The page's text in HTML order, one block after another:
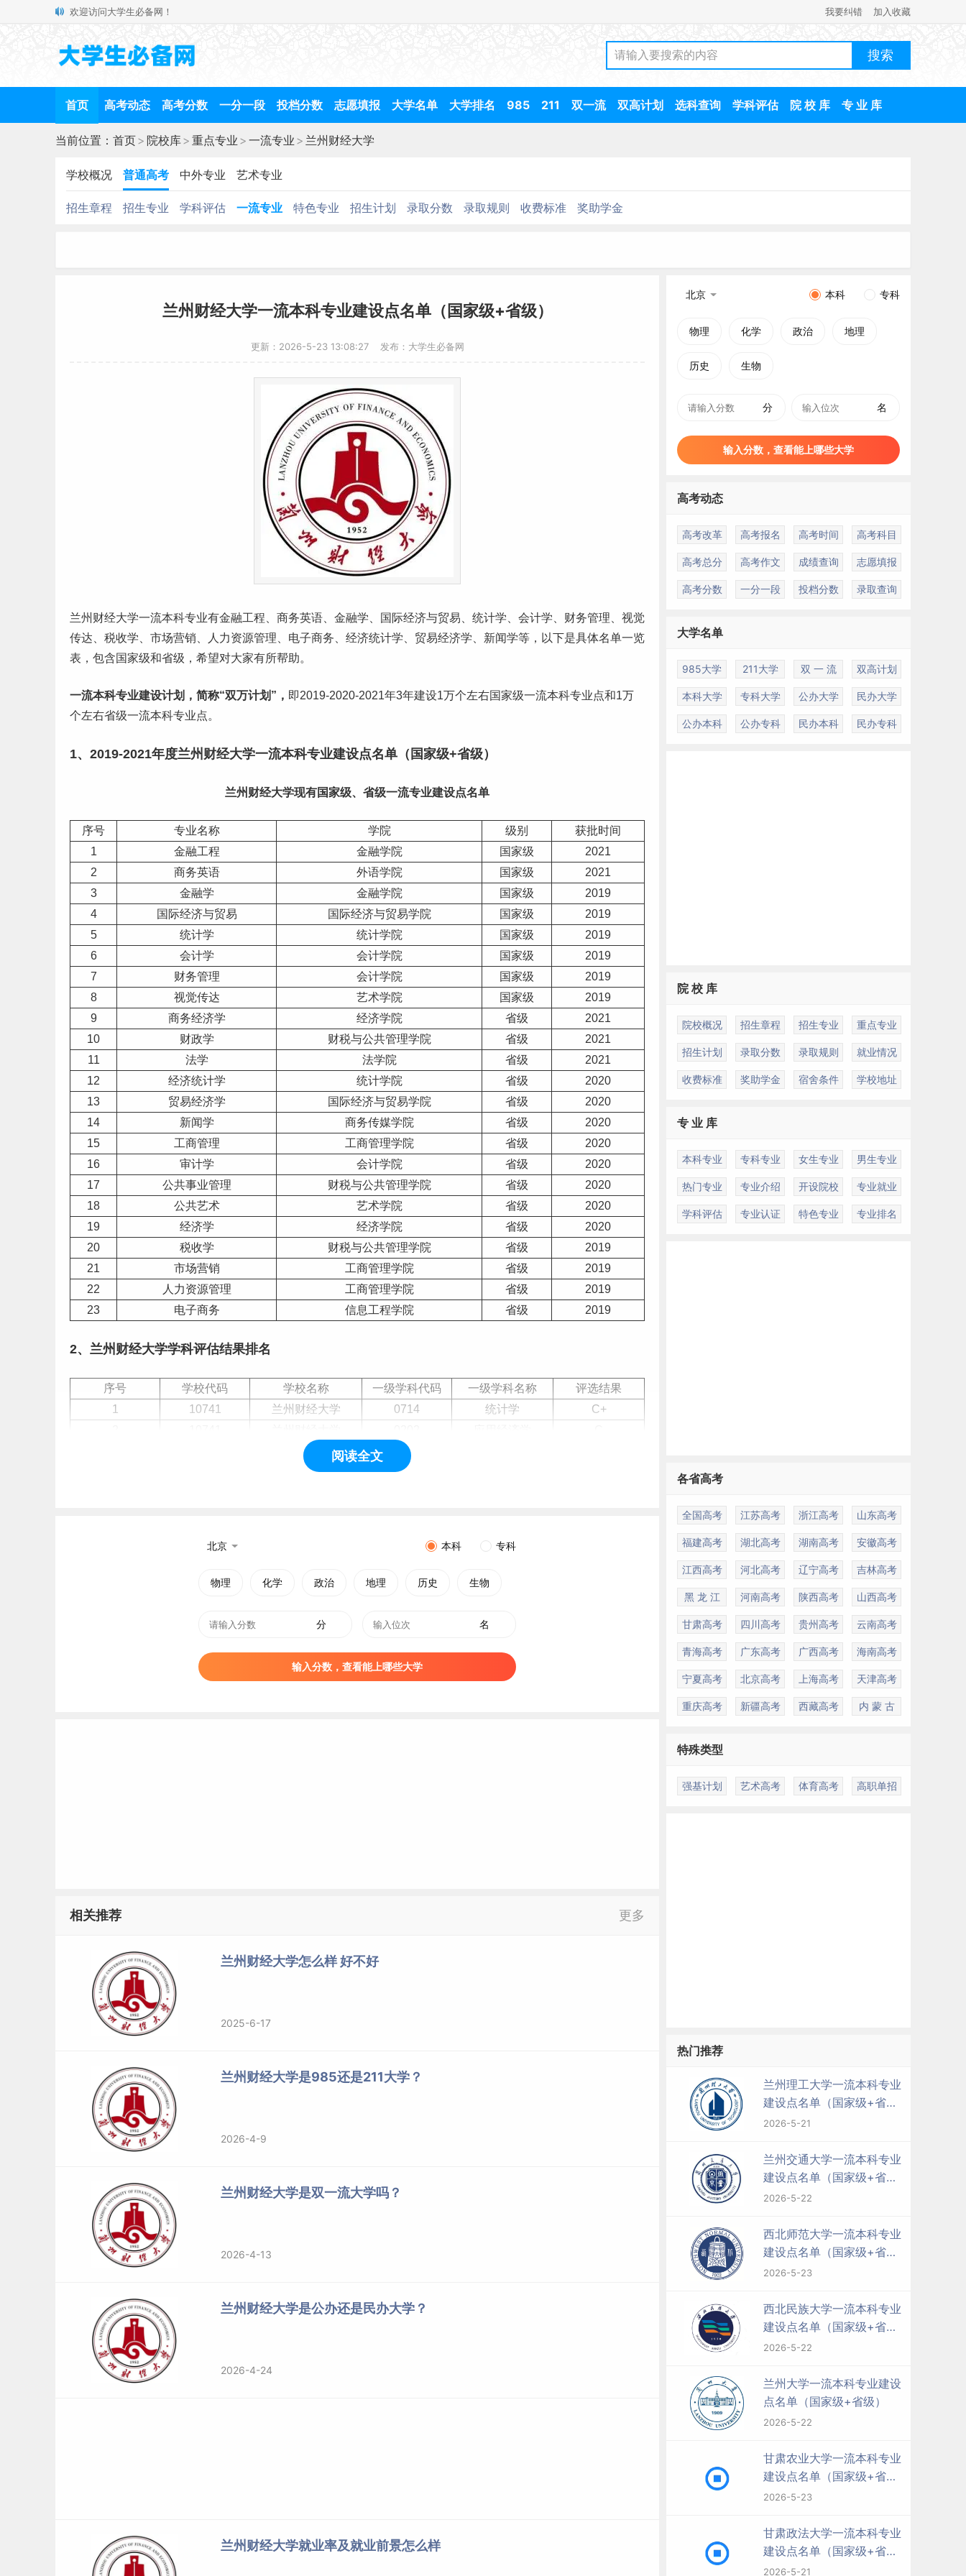
欢迎访问大学生必备网！ 我要纠错 加入收藏
首页 高考动态 高考分数 一分一段 投档分数 志愿填报 大学名单 大学排名 985 211 双一流 双高计划 选科查询 学科评估 院 校 库 专 业 库
当前位置： 首页> 院校库> 重点专业 > 一流专业 > 兰州财经大学
学校概况 普通高考 中外专业 艺术专业
招生章程 招生专业 学科评估 一流专业 特色专业 招生计划 录取分数 录取规则 收费标准 奖助学金
兰州财经大学一流本科专业建设点名单（国家级+省级）
更新：2026-5-23 13:08:27 发布：大学生必备网
兰州 财经大学一流本科专业有金融工程、商务英语、金融学、国际经济与贸易、统计学、会计学、财务管理、视觉
传达、税收学、市场营销、人力资源管理、电子商务、经济统计学、贸易经济学、新闻学等，以下是具体名单一览
表，包含国家级和省级，希望对大家有所帮助。
一流本科专业建设计划，简称“双万计划”， 即2019-2020-2021年3年建设1万个左右国家级一流本科专业点和1万
个左右省级一流本科专业点。
1、2019-2021年度兰州财经大学一流本科专业建设点名单（国家级+省级）
兰州财经大学现有国家级、省级一流专业建设点名单
序号 专业名称 学院 级别
获批时间
1
金融工程 金融学院 国家级
2021
2
商务英语 外语学院 国家级
2021
3
金融学 金融学院 国家级
2019
4
国际经济与贸易 国际经济与贸易学院 国家级
2019
5
统计学 统计学院 国家级
2019
6
会计学 会计学院 国家级
2019
7
财务管理 会计学院 国家级
2019
8
视觉传达 艺术学院 国家级
2019
9
商务经济学 经济学院 省级
2021
10
财政学 财税与公共管理学院 省级
2021
11
法学 法学院 省级
2021
12
经济统计学 统计学院 省级
2020
13
贸易经济学 国际经济与贸易学院 省级
2020
14
新闻学 商务传媒学院 省级
2020
15
工商管理 工商管理学院 省级
2020
16
审计学 会计学院 省级
2020
17
公共事业管理 财税与公共管理学院 省级
2020
18
公共艺术 艺术学院 省级
2020
19
经济学 经济学院 省级
2020
20
税收学 财税与公共管理学院 省级
2019
21
市场营销 工商管理学院 省级
2019
22
人力资源管理 工商管理学院 省级
2019
23
电子商务 信息工程学院 省级 2019
2、兰州财经大学学科评估结果排名
序号 学校代码 学校名称 一级学科代码 一级学科名称
评选结果
1
10741 兰州财经大学 0714 统计学
C+
兰州财经大学 0201
兰州财经大学 1202
兰州财经大学（Lanzhou University of Finance and Economics），简称“兰州财大”，坐落于
建设点、教育部产学合作协同育人项目，是“一带一路”高校战略联盟、财经
兰州财经大学肇始于1952年成立的甘肃省人民政府行政干部学校；1958年，升格为甘肃财经学院，隶属甘肃省人
阅读全文
北京 本科 专科
物理 化学 政治 地理 历史 生物
分 名
输入分数，查看能上哪些大学
相关推荐 更多
兰州财经大学怎么样 好不好
2025-6-17
兰州财经大学是985还是211大学？
2026-4-9
兰州财经大学是双一流大学吗？
2026-4-13
兰州财经大学是公办还是民办大学？
2026-4-24
兰州财经大学就业率及就业前景怎么样
北京 本科 专科
物理 化学 政治 地理
历史 生物
分 名
输入分数，查看能上哪些大学
高考动态
高考改革 高考报名 高考时间 高考科目
高考总分 高考作文 成绩查询 志愿填报
高考分数 一分一段 投档分数 录取查询
大学名单
985大学 211大学 双 一 流 双高计划
本科大学 专科大学 公办大学 民办大学
公办本科 公办专科 民办本科 民办专科
院 校 库
院校概况 招生章程 招生专业 重点专业
招生计划 录取分数 录取规则 就业情况
收费标准 奖助学金 宿舍条件 学校地址
专 业 库
本科专业 专科专业 女生专业 男生专业
热门专业 专业介绍 开设院校 专业就业
学科评估 专业认证 特色专业 专业排名
各省高考
全国高考 江苏高考 浙江高考 山东高考
福建高考 湖北高考 湖南高考 安徽高考
江西高考 河北高考 辽宁高考 吉林高考
黑 龙 江 河南高考 陕西高考 山西高考
甘肃高考 四川高考 贵州高考 云南高考
青海高考 广东高考 广西高考 海南高考
宁夏高考 北京高考 上海高考 天津高考
重庆高考 新疆高考 西藏高考 内 蒙 古
特殊类型
强基计划 艺术高考 体育高考 高职单招
热门推荐
兰州理工大学一流本科专业
建设点名单（国家级+省
级）
2026-5-21
兰州交通大学一流本科专业
建设点名单（国家级+省
级）
2026-5-22
西北师范大学一流本科专业
建设点名单（国家级+省
级）
2026-5-23
西北民族大学一流本科专业
建设点名单（国家级+省
级）
2026-5-22
兰州大学一流本科专业建设
点名单（国家级+省级）
2026-5-22
甘肃农业大学一流本科专业
建设点名单（国家级+省
级）
2026-5-23
甘肃政法大学一流本科专业
建设点名单（国家级+省
级）
2026-5-21